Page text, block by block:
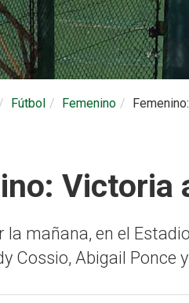
Fútbol Femenino
Victoria
la mañana, en el
Cossio, Abigail